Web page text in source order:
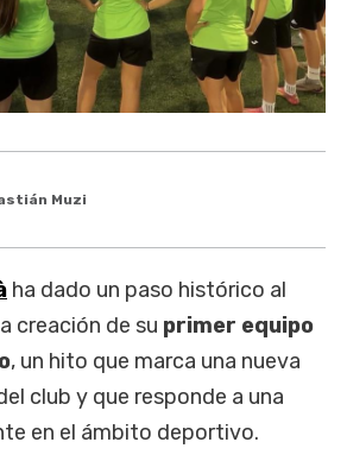
Muzi
ha dado un paso histórico al
creación de su primer equipo
, un hito que marca una nueva
club y que responde a una
en el ámbito deportivo.